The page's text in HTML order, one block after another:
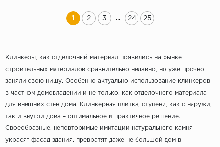
1 2 3 ... 24 25
Клинкеры, как отделочный материал появились на рынке
строительных материалов сравнительно недавно, но уже прочно
заняли свою нишу. Особенно актуально использование клинкеров
в частном домовладении и не только, как отделочного материала
для внешних стен дома. Клинкерная плитка, ступени, как с наружи,
так и внутри дома – оптимальное и практичное решение.
Своеобразные, неповторимые имитации натурального камня
украсят фасад здания, превратят даже не большой дом в